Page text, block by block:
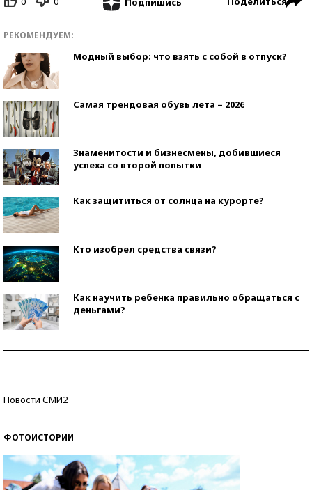
РЕКОМЕНДУЕМ:
Модный выбор: что взять с собой в отпуск?
Самая трендовая обувь лета – 2026
Знаменитости и бизнесмены, добившиеся
успеха со второй попытки
Как защититься от солнца на курорте?
Кто изобрел средства связи?
Как научить ребенка правильно обращаться с
деньгами?
Новости СМИ2
ФОТОИСТОРИИ